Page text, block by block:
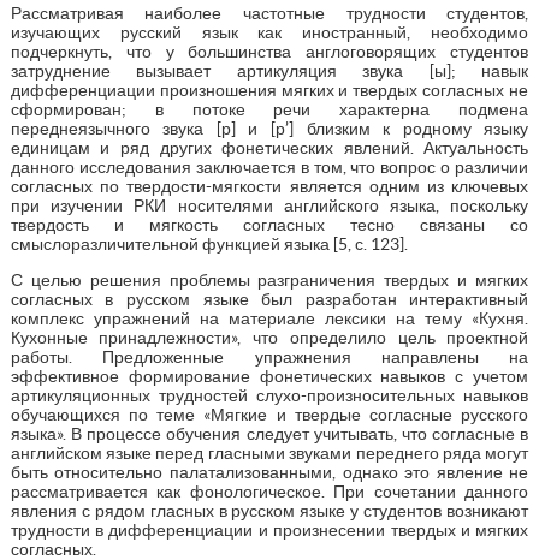
Рассматривая наиболее частотные трудности студентов,
изучающих русский язык как иностранный, необходимо
подчеркнуть, что у большинства англоговорящих студентов
затруднение вызывает артикуляция звука [ы]; навык
дифференциации произношения мягких и твердых согласных не
сформирован; в потоке речи характерна подмена
переднеязычного звука [р] и [р’] близким к родному языку
единицам и ряд других фонетических явлений. Актуальность
данного исследования заключается в том, что вопрос о различии
согласных по твердости-мягкости является одним из ключевых
при изучении РКИ носителями английского языка, поскольку
твердость и мягкость согласных тесно связаны со
смыслоразличительной функцией языка [5, с. 123].
С целью решения проблемы разграничения твердых и мягких
согласных в русском языке был разработан интерактивный
комплекс упражнений на материале лексики на тему «Кухня.
Кухонные принадлежности», что определило цель проектной
работы. Предложенные упражнения направлены на
эффективное формирование фонетических навыков с учетом
артикуляционных трудностей слухо-произносительных навыков
обучающихся по теме «Мягкие и твердые согласные русского
языка». В процессе обучения следует учитывать, что согласные в
английском языке перед гласными звуками переднего ряда могут
быть относительно палатализованными, однако это явление не
рассматривается как фонологическое. При сочетании данного
явления с рядом гласных в русском языке у студентов возникают
трудности в дифференциации и произнесении твердых и мягких
согласных.